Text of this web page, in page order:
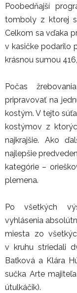
Poobedňajší
tomboly z ktorej
Celkom sa vďaka
v kasičke podarilo
krásnou sumou
Počas
pripravovať na
kostým. V tejto
kostýmov z
najkrajšie. Ako
najlepšie
kategórie –
plemena.
Po všetkých
vyhlásenia
miesta zo
v kruhu striedali
Baťková a Klára
sučka Arte
útulkáčik).